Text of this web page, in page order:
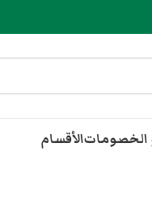
الخصوماتالأقسام